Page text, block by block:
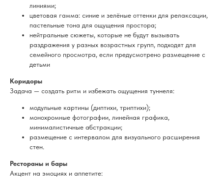
линиями;
цветовая гамма: синие и зелёные оттенки для релаксации,
пастельные тона для ощущения простора;
нейтральные сюжеты, которые не будут вызывать
раздражения у разных возрастных групп, подходят для
семейного просмотра, если предусмотрено размещение с
детьми
Коридоры
Задача — создать ритм и избежать ощущения туннеля:
модульные картины (диптихи, триптихи);
монохромные фотографии, линейная графика,
минималистичные абстракции;
размещение с интервалом для визуального расширения
стен.
Рестораны и бары
Акцент на эмоциях и аппетите: